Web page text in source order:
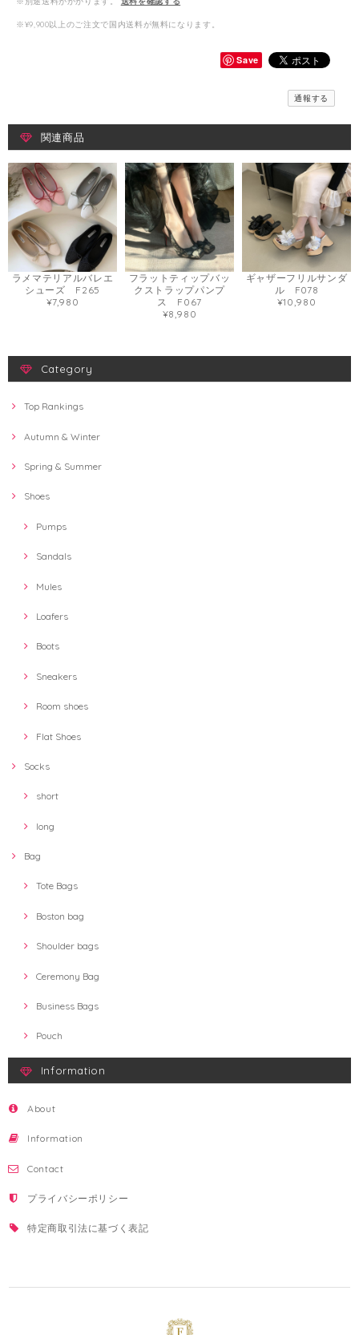
※¥9,900以上のご注文で国内送料が無料になります。
Save
通報する
関連商品
ラメマテリアルバレエ
シューズ F265
¥7,980
フラットティップバッ
クストラップパンプ
ス F067
¥8,980
ギャザーフリルサンダ
ル F078
¥10,980
Category
Top Rankings
Autumn & Winter
Spring & Summer
Shoes
Pumps
Sandals
Mules
Loafers
Boots
Sneakers
Room shoes
Flat Shoes
Socks
short
long
Bag
Tote Bags
Boston bag
Shoulder bags
Ceremony Bag
Business Bags
Pouch
Information
About
Information
Contact
プライバシーポリシー
特定商取引法に基づく表記